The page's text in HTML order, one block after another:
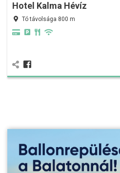
Hotel Kalma Hévíz
Tó távolsága 800 m